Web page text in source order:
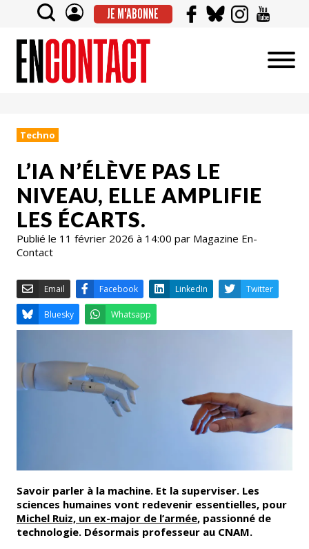
JE M'ABONNE
Techno
L’IA N’ÉLÈVE PAS LE
NIVEAU, ELLE AMPLIFIE
LES ÉCARTS.
Publié le 11 février 2026 à 14:00 par Magazine En-
Contact
Email
Bluesky Whatsapp
Savoir parler à la machine. Et la superviser. Les
sciences humaines vont redevenir essentielles, pour
Michel Ruiz, un ex-major de l’armée, passionné de
technologie. Désormais professeur au CNAM.